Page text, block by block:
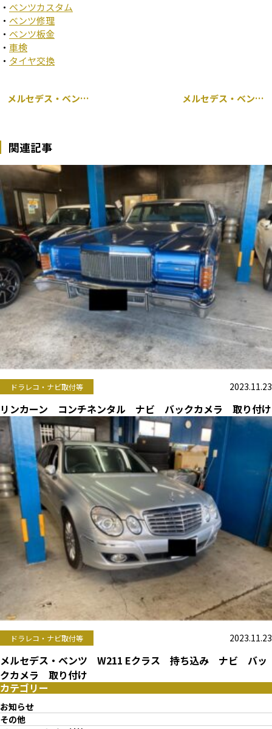
・ ベンツカスタム
・ ベンツ修理
・ ベンツ板金
・ 車検
・ タイヤ交換
メルセデス・ベンツ Aクラス W177 持ち込み パナメリカーナ グリル交換 メルセデス・ベンツ W205 Cクラス H&R 持ち込み ダウンサス交換
関連記事
ドラレコ・ナビ取付等 2023.11.23
リンカーン コンチネンタル ナビ バックカメラ 取り付け
ドラレコ・ナビ取付等 2023.11.23
メルセデス・ベンツ W211 Eクラス 持ち込み ナビ バッ
クカメラ 取り付け
カテゴリー
お知らせ
その他